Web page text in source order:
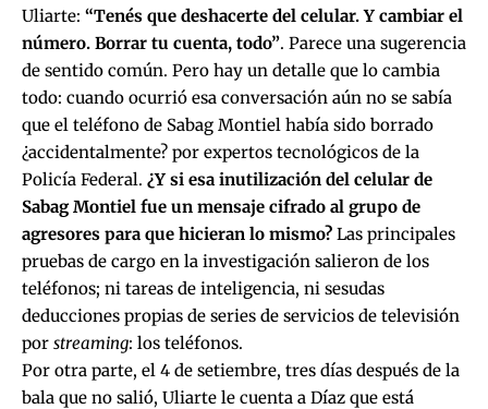
Uliarte: “Tenés que deshacerte del celular. Y cambiar el
número. Borrar tu cuenta, todo”. Parece una sugerencia
de sentido común. Pero hay un detalle que lo cambia
todo: cuando ocurrió esa conversación aún no se sabía
que el teléfono de Sabag Montiel había sido borrado
¿accidentalmente? por expertos tecnológicos de la
Policía Federal. ¿Y si esa inutilización del celular de
Sabag Montiel fue un mensaje cifrado al grupo de
agresores para que hicieran lo mismo? Las principales
pruebas de cargo en la investigación salieron de los
teléfonos; ni tareas de inteligencia, ni sesudas
deducciones propias de series de servicios de televisión
por streaming: los teléfonos.
Por otra parte, el 4 de setiembre, tres días después de la
bala que no salió, Uliarte le cuenta a Díaz que está